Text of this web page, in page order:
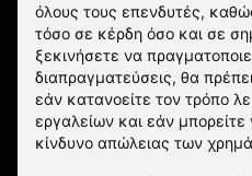
όλους τους επενδυτές,
τόσο σε κέρδη όσο και σε
ξεκινήσετε να
διαπραγματεύσεις, θα
εάν κατανοείτε τον τρόπο
εργαλείων και εάν
κίνδυνο απώλειας των